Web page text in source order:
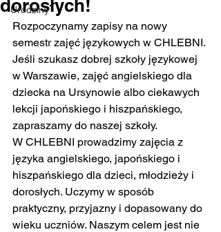
Urodziny
dorosłych!
Rozpoczynamy zapisy na nowy
semestr zajęć językowych w CHLEBNI.
Jeśli szukasz dobrej szkoły językowej
w Warszawie, zajęć angielskiego dla
dziecka na Ursynowie albo ciekawych
lekcji japońskiego i hiszpańskiego,
zapraszamy do naszej szkoły.
W CHLEBNI prowadzimy zajęcia z
języka angielskiego, japońskiego i
hiszpańskiego dla dzieci, młodzieży i
dorosłych. Uczymy w sposób
praktyczny, przyjazny i dopasowany do
wieku uczniów. Naszym celem jest nie